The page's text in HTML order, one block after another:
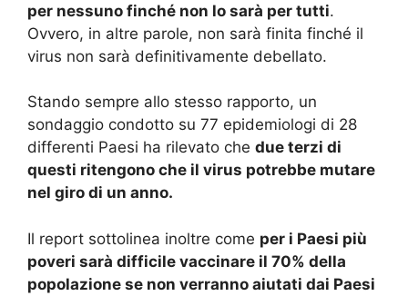
per nessuno finché non lo sarà per tutti.
Ovvero, in altre parole, non sarà finita finché il
virus non sarà definitivamente debellato.
Stando sempre allo stesso rapporto, un
sondaggio condotto su 77 epidemiologi di 28
differenti Paesi ha rilevato che due terzi di
questi ritengono che il virus potrebbe mutare
nel giro di un anno.
Il report sottolinea inoltre come per i Paesi più
poveri sarà difficile vaccinare il 70% della
popolazione se non verranno aiutati dai Paesi